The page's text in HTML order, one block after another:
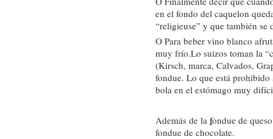
en el fondo del caquelon
“religieuse” y que también se
O Para beber vino blanco
muy frío.Lo suizos toman la
(Kirsch, marca, Calvados,
fondue. Lo que está prohibido
bola en el estómago muy
Además de la fondue de
fondue de chocolate.